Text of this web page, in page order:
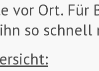
vor Ort. Für
ihn so